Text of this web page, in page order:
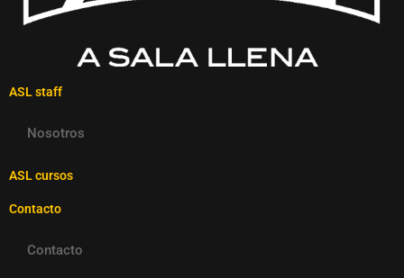
ASL staff
Nosotros
ASL cursos
Contacto
Contacto